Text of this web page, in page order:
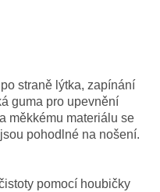
straně lýtka, zapínání
guma pro upevnění
měkkému materiálu se
pohodlné na nošení.
pomocí houbičky